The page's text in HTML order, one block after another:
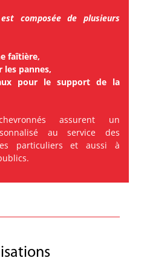
composée de plusieurs
faîtière,
les pannes,
pour le support de la
assurent un
au service des
particuliers et aussi à